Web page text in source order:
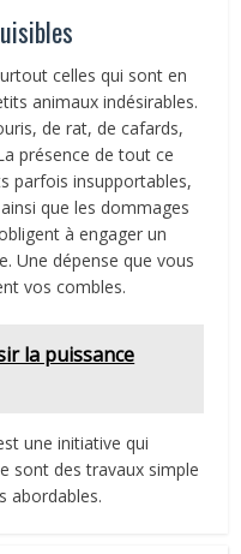
celles qui sont en
animaux indésirables.
de rat, de cafards,
présence de tout ce
parfois insupportables,
que les dommages
à engager un
Une dépense que vous
vos combles.
la puissance
une initiative qui
sont des travaux simple
abordables.